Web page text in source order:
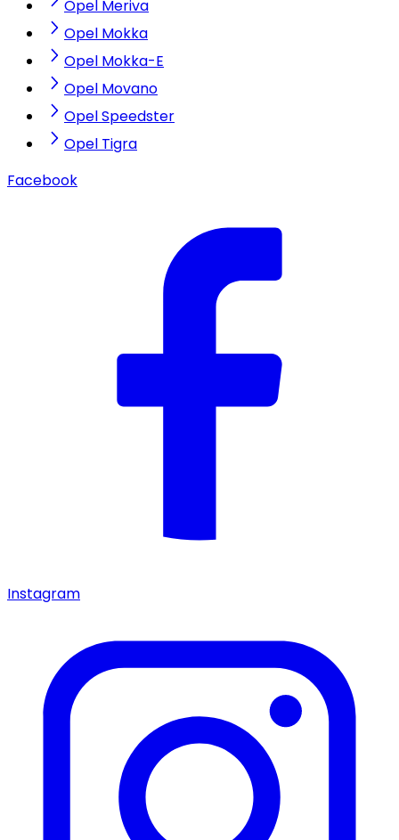
Opel Meriva
Opel Mokka
Opel Mokka-E
Opel Movano
Opel Speedster
Opel Tigra
Facebook
Instagram